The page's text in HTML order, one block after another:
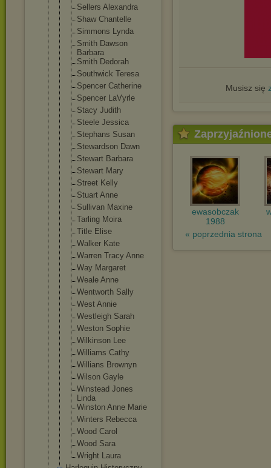
Sellers Alexandra
Shaw Chantelle
Simmons Lynda
Smith Dawson
Barbara
Smith Dedorah
Southwick Teresa
Spencer Catherine
Spencer LaVyrle
Stacy Judith
Steele Jessica
Stephans Susan
Stewardson Dawn
Stewart Barbara
Stewart Mary
Street Kelly
Stuart Anne
Sullivan Maxine
Tarling Moira
Title Elise
Walker Kate
Warren Tracy Anne
Way Margaret
Weale Anne
Wentworth Sally
West Annie
Westleigh Sarah
Weston Sophie
Wilkinson Lee
Williams Cathy
Willians Brownyn
Wilson Gayle
Winstead Jones
Linda
Winston Anne Marie
Winters Rebecca
Wood Carol
Wood Sara
Wright Laura
Musisz się
ewasobczak
1988
« poprzednia strona